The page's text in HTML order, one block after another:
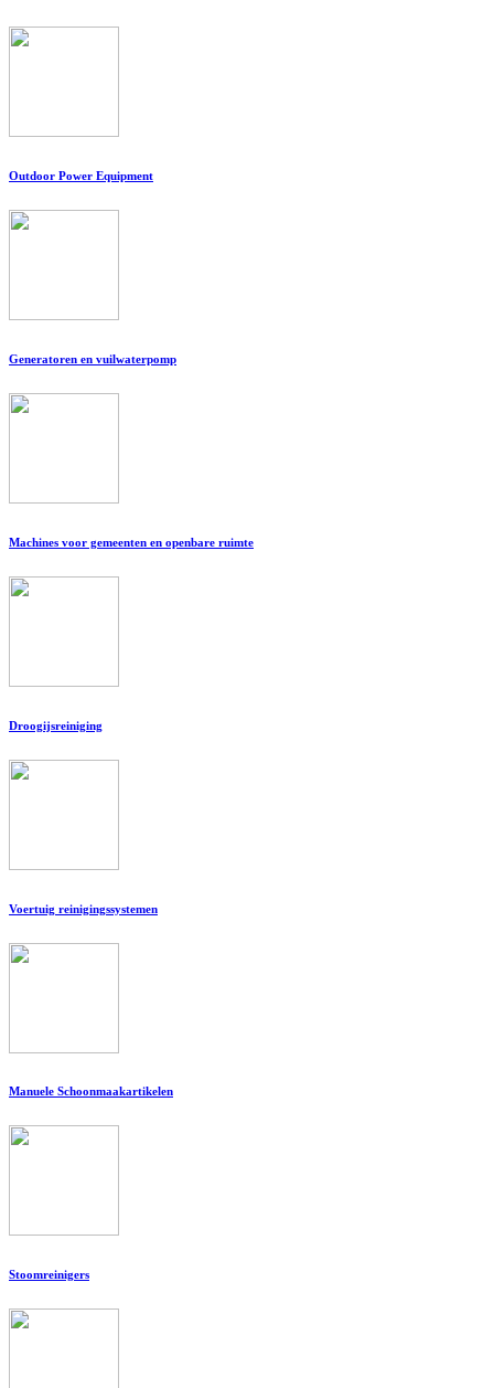
Outdoor Power Equipment
Generatoren en vuilwaterpomp
Machines voor gemeenten en openbare ruimte
Droogijsreiniging
Voertuig reinigingssystemen
Manuele Schoonmaakartikelen
Stoomreinigers